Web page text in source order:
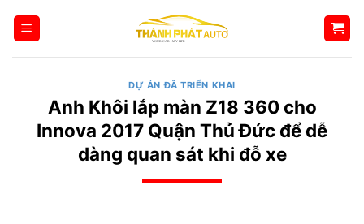
qua
DỰ ÁN ĐÃ TRIỂN KHAI
Anh Khôi lắp màn Z18 360 cho
Innova 2017 Quận Thủ Đức để dễ
dàng quan sát khi đỗ xe